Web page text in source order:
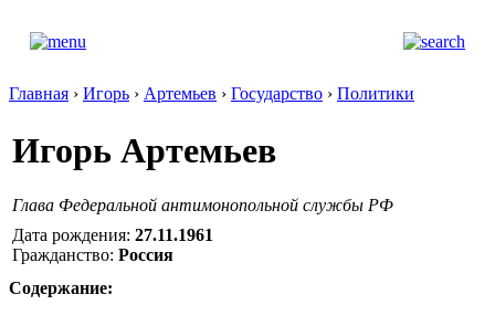
Главная › Игорь › Артемьев › Государство › Политики
Игорь Артемьев
Глава Федеральной антимонопольной службы РФ
Дата рождения: 27.11.1961
Гражданство: Россия
Содержание: